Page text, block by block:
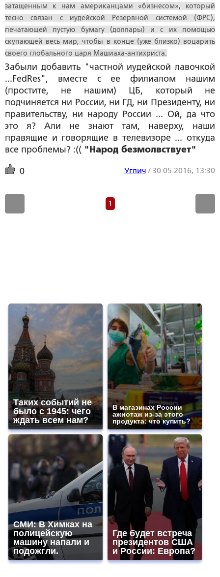
затащенным к нам американцами «бизнесом», который
тесно связан с иудейской Резервной системой (ФРС),
печатающей пустую бумагу (доллары) и с их помощью
скупающей весь мир, чтобы в конце (уже близко) воцарить
своего глобального царя Машиаха-антихриста.
Забыли добавить "частной иудейской лавочкой
...FedRes", вместе с ее филиалом нашим
(простите, не нашим) ЦБ, который не
подчиняется ни России, ни ГД, ни Президенту, ни
правительству, ни народу России ... Ой, да что
это я? Али не знают там, наверху, наши
правящие и говорящие в телевизоре ... откуда
все проблемы? :(( "Народ безмолвствует"
0 Углич / 30.05.2016, 13:30
1
Таких событий не
было с 1945: чего
ждать всем нам?
В магазинах России
ажиотаж из-за этого
продукта: что купить?
СМИ: В Химках на
полицейскую
машину напали и
подожгли.
Где будет встреча
президентов США
и России: Европа?